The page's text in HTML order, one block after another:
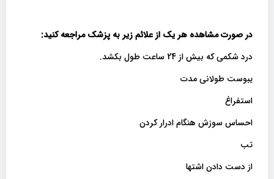
در صورت مشاهده هر یک از علائم زیر به پزشک مراجعه کنید:
درد شکمی که بیش از 24 ساعت طول بکشد.
یبوست طولانی مدت
استفراغ
احساس سوزش هنگام ادرار کردن
تب
از دست دادن اشتها